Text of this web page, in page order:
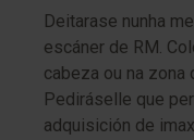
Deitarase nunha
escáner de RM.
cabeza ou na zona
Pediráselle que
adquisición de